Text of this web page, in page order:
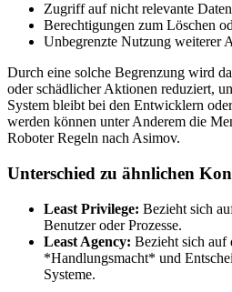
Zugriff auf nicht relevante
Berechtigungen zum Löschen
Unbegrenzte Nutzung weiterer
Durch eine solche Begrenzung wird
oder schädlicher Aktionen reduziert,
System bleibt bei den Entwicklern
werden können unter Anderem die
Roboter Regeln nach Asimov.
Unterschied zu ähnlichen
Least Privilege: Bezieht sich
Benutzer oder Prozesse.
Least Agency: Bezieht sich auf
*Handlungsmacht* und
Systeme.